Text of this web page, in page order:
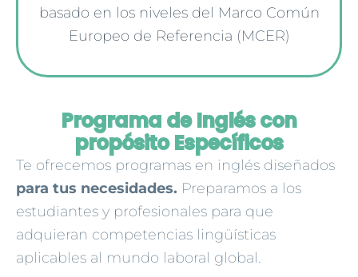
basado en los niveles del Marco Común
Europeo de Referencia (MCER)
Programa de Inglés con
propósito Específicos
Te ofrecemos programas en inglés diseñados
para tus necesidades. Preparamos a los
estudiantes y profesionales para que
adquieran competencias lingüísticas
aplicables al mundo laboral global.